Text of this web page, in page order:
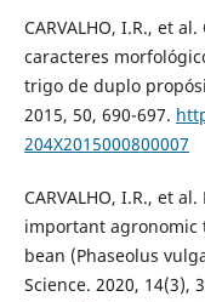
CARVALHO, I.R., et
caracteres
trigo de duplo
2015, 50, 690-697.
204X2015000800007
CARVALHO, I.R., et
important
bean (Phaseolus
Science. 2020, 14(3),